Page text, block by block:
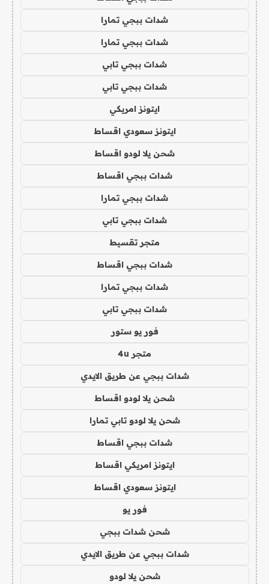
شدات ببجي تمارا
شدات ببجي تمارا
شدات ببجي تابي
شدات ببجي تابي
ايتونز امريكي
ايتونز سعودي اقساط
شحن يلا لودو اقساط
شدات ببجي اقساط
شدات ببجي تمارا
شدات ببجي تابي
متجر تقسيط
شدات ببجي اقساط
شدات ببجي تمارا
شدات ببجي تابي
فور يو ستور
متجر 4u
شدات ببجي عن طريق الايدي
شحن يلا لودو اقساط
شحن يلا لودو تابي تمارا
شدات ببجي اقساط
ايتونز امريكي اقساط
ايتونز سعودي اقساط
فور يو
شحن شدات ببجي
شدات ببجي عن طريق الايدي
شحن يلا لودو